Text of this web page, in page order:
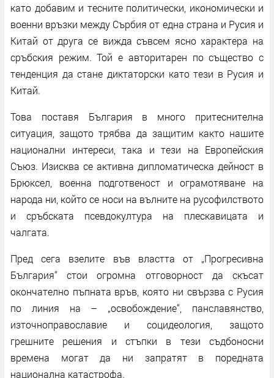
като добавим и тесните политически, икономически и
военни връзки между Сърбия от една страна и Русия и
Китай от друга се вижда съвсем ясно характера на
сръбския режим. Той е авторитарен по същество с
тенденция да стане диктаторски като тези в Русия и
Китай.
Това поставя България в много притеснителна
ситуация, защото трябва да защитим както нашите
национални интереси, така и тези на Европейския
Съюз. Изисква се активна дипломатическа дейност в
Брюксел, военна подготвеност и ограмотяване на
народа ни, който се носи на вълните на русофилството
и сръбската псевдокултура на плескавицата и
чалгата.
Пред сега взелите във властта от „Прогресивна
България“ стои огромна отговорност да скъсат
окончателно пъпната връв, която ни свързва с Русия
по линия на – „освобождение“, панславянство,
източноправославие и социдеология, защото
грешните решения и стъпки в тези съдбоносни
времена могат да ни запратят в поредната
национална катастрофа.